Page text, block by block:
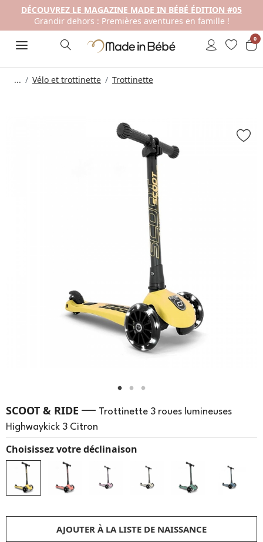
DÉCOUVREZ LE MAGAZINE MADE IN BÉBÉ ÉDITION #05
Grandir dehors : Premières aventures en famille !
0
... Vélo et trottinette Trottinette
SCOOT & RIDE — Trottinette 3 roues lumineuses
Highwaykick 3 Citron
Choisissez votre déclinaison
AJOUTER À LA LISTE DE NAISSANCE